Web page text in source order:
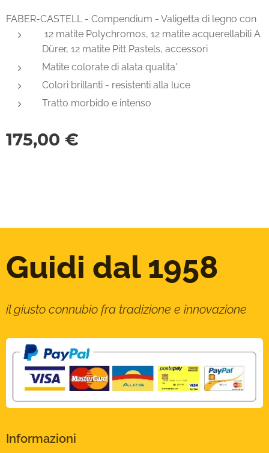
FABER-CASTELL - Compendium - Valigetta di legno con
12 matite Polychromos, 12 matite acquerellabili A
Dürer, 12 matite Pitt Pastels, accessori
Matite colorate di alata qualita'
Colori brillanti - resistenti alla luce
Tratto morbido e intenso
175,00 €
Guidi dal 1958
il giusto connubio fra tradizione e innovazione
Informazioni